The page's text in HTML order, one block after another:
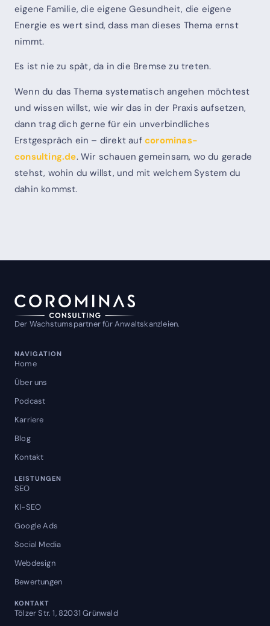
eigene Familie, die eigene Gesundheit, die eigene
Energie es wert sind, dass man dieses Thema ernst
nimmt.
Es ist nie zu spät, da in die Bremse zu treten.
Wenn du das Thema systematisch angehen möchtest
und wissen willst, wie wir das in der Praxis aufsetzen,
dann trag dich gerne für ein unverbindliches
Erstgespräch ein – direkt auf corominas-
consulting.de. Wir schauen gemeinsam, wo du gerade
stehst, wohin du willst, und mit welchem System du
dahin kommst.
Der Wachstumspartner für Anwaltskanzleien.
NAVIGATION
Home
Über uns
Podcast
Karriere
Blog
Kontakt
LEISTUNGEN
SEO
KI-SEO
Google Ads
Social Media
Webdesign
Bewertungen
KONTAKT
Tölzer Str. 1, 82031 Grünwald